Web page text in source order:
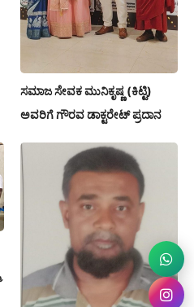
ಸಮಾಜ ಸೇವಕ ಮುನಿಕೃಷ್ಣ (ಕಿಟ್ಟಿ)
ಅವರಿಗೆ ಗೌರವ ಡಾಕ್ಟರೇಟ್ ಪ್ರದಾನ